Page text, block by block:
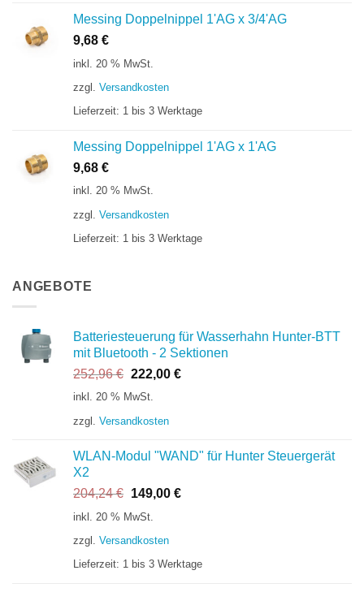
Messing Doppelnippel 1'AG x 3/4'AG
9,68 €
inkl. 20 % MwSt.
zzgl. Versandkosten
Lieferzeit: 1 bis 3 Werktage
Messing Doppelnippel 1'AG x 1'AG
9,68 €
inkl. 20 % MwSt.
zzgl. Versandkosten
Lieferzeit: 1 bis 3 Werktage
ANGEBOTE
Batteriesteuerung für Wasserhahn Hunter-BTT
mit Bluetooth - 2 Sektionen
252,96€ Ursprünglicher
Preis
252,96 €
222,00 €Aktueller
inkl. 20 % MwSt.
zzgl. Versandkosten
WLAN-Modul "WAND" für Hunter Steuergerät
X2
204,24€ Ursprünglicher
Preis
204,24 €
149,00 €Aktueller
inkl. 20 % MwSt.
zzgl. Versandkosten
Lieferzeit: 1 bis 3 Werktage